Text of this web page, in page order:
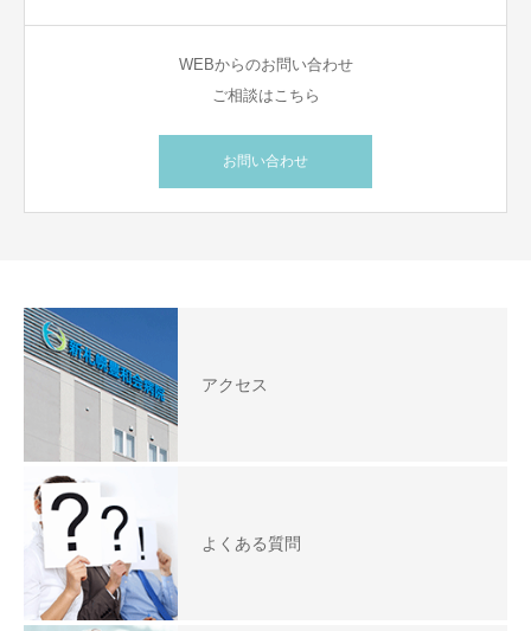
WEBからのお問い合わせ
ご相談はこちら
お問い合わせ
アクセス
よくある質問